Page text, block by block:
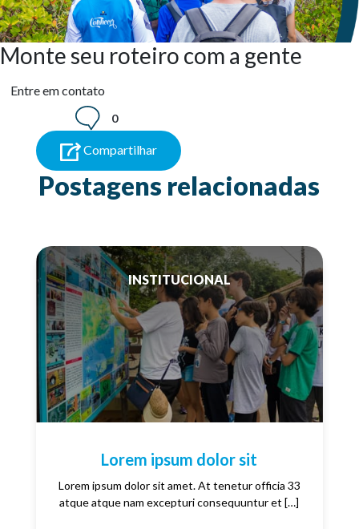
Monte seu roteiro com a gente
Entre em contato
0
Compartilhar
Postagens relacionadas
INSTITUCIONAL
Lorem ipsum dolor sit
Lorem ipsum dolor sit amet. At tenetur officia 33
atque atque nam excepturi consequuntur et […]